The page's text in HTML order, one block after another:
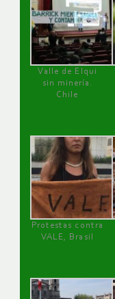
Valle de Elqui
sin minería.
Chile
Protestas contra
VALE, Brasil